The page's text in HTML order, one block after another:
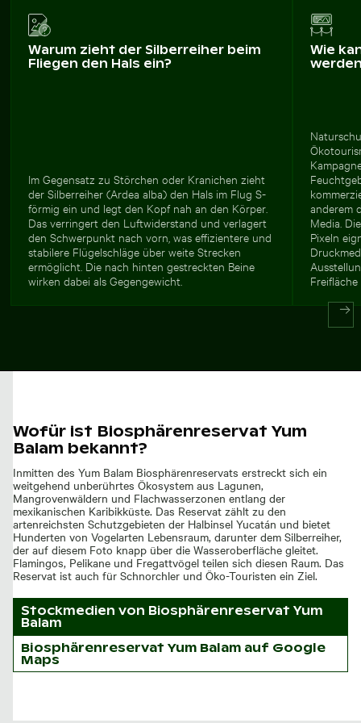
Warum zieht der Silberreiher beim
Fliegen den Hals ein?
Im Gegensatz zu Störchen oder Kranichen zieht
der Silberreiher (Ardea alba) den Hals im Flug S-
förmig ein und legt den Kopf nah an den Körper.
Das verringert den Luftwiderstand und verlagert
den Schwerpunkt nach vorn, was effizientere und
stabilere Flügelschläge über weite Strecken
ermöglicht. Die nach hinten gestreckten Beine
wirken dabei als Gegengewicht.
Wie
anderem
Media.
Pixeln
Wofür ist Biosphärenreservat Yum
Balam bekannt?
Inmitten des Yum Balam Biosphärenreservats erstreckt sich ein
weitgehend unberührtes Ökosystem aus Lagunen,
Mangrovenwäldern und Flachwasserzonen entlang der
mexikanischen Karibikküste. Das Reservat zählt zu den
artenreichsten Schutzgebieten der Halbinsel Yucatán und bietet
Hunderten von Vogelarten Lebensraum, darunter dem Silberreiher,
der auf diesem Foto knapp über die Wasseroberfläche gleitet.
Flamingos, Pelikane und Fregattvögel teilen sich diesen Raum. Das
Reservat ist auch für Schnorchler und Öko-Touristen ein Ziel.
Stockmedien von Biosphärenreservat Yum
Balam
Biosphärenreservat Yum Balam auf Google
Maps